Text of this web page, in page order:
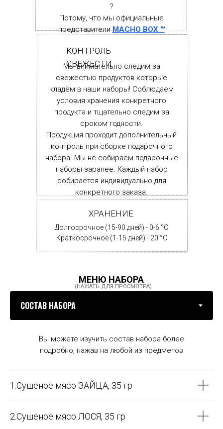
МЕНЮ НАБОРА
(НАЖАТЬ ДЛЯ ПРОСМОТРА)
Мы внимательно следим за
свежестью продуктов которые
кладём в наши наборы! Соблюдаем
условия хранения конкретного
продукта и тщательно следим за
сроком годности.
Продукция проходит дополнительный
контроль при сборке подарочного
набора. Мы не собираем подарочные
наборы заранее. Каждый набор
собирается индивидуально для
конкретного заказа.
КОНТРОЛЬ
СВЕЖЕСТИ
?
Потому, что мы официальные
представителиMACHO BOX ™
Долгосрочное (15-90 дней) - 0-6 °С
Краткосрочное (1-15 дней) - 20 °С
ХРАНЕНИЕ
Вы можете изучить состав набора более
подробно, нажав на любой из предметов
1.Сушеное мясо ЗАЙЦА, 35 гр
2.Сушеное мясо ЛОСЯ, 35 гр